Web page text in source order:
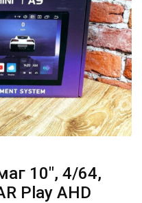
10″, 4/64,
Play AHD